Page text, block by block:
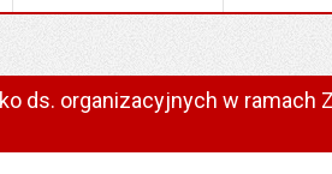
ds. organizacyjnych w ramach